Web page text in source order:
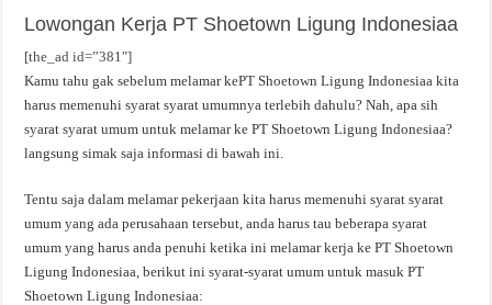
Lowongan Kerja PT Shoetown Ligung Indonesiaa
[the_ad id=”381″]
Kamu tahu gak sebelum melamar kePT Shoetown Ligung Indonesiaa kita
harus memenuhi syarat syarat umumnya terlebih dahulu? Nah, apa sih
syarat syarat umum untuk melamar ke PT Shoetown Ligung Indonesiaa?
langsung simak saja informasi di bawah ini.
Tentu saja dalam melamar pekerjaan kita harus memenuhi syarat syarat
umum yang ada perusahaan tersebut, anda harus tau beberapa syarat
umum yang harus anda penuhi ketika ini melamar kerja ke PT Shoetown
Ligung Indonesiaa, berikut ini syarat-syarat umum untuk masuk PT
Shoetown Ligung Indonesiaa: